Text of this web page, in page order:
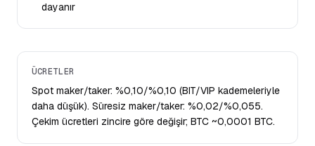
dayanır
ÜCRETLER
Spot maker/taker: %0,10/%0,10 (BIT/VIP kademeleriyle
daha düşük). Süresiz maker/taker: %0,02/%0,055.
Çekim ücretleri zincire göre değişir; BTC ~0,0001 BTC.